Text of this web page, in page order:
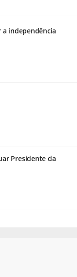
independência
Presidente da